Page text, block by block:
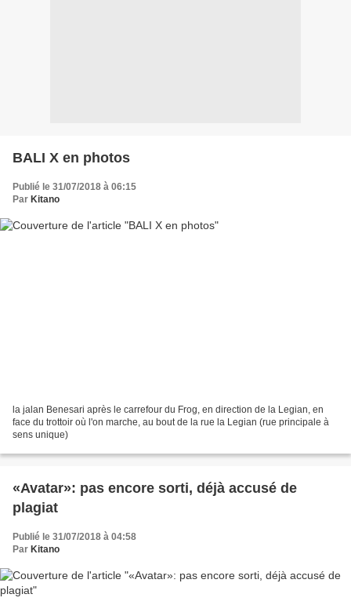
BALI X en photos
Publié le 31/07/2018 à 06:15
Par Kitano
la jalan Benesari après le carrefour du Frog, en direction de la Legian, en
face du trottoir où l'on marche, au bout de la rue la Legian (rue principale à
sens unique)
«Avatar»: pas encore sorti, déjà accusé de
plagiat
Publié le 31/07/2018 à 04:58
Par Kitano